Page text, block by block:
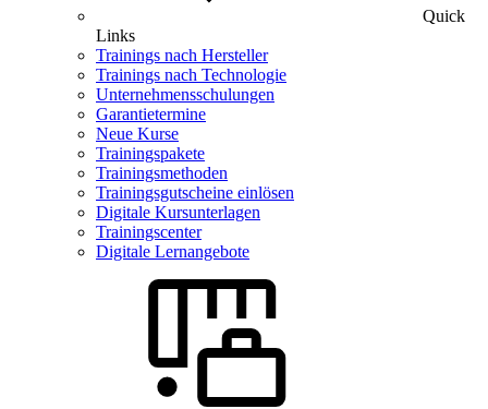
Quick
Links
Trainings nach Hersteller
Trainings nach Technologie
Unternehmensschulungen
Garantietermine
Neue Kurse
Trainingspakete
Trainingsmethoden
Trainingsgutscheine einlösen
Digitale Kursunterlagen
Trainingscenter
Digitale Lernangebote